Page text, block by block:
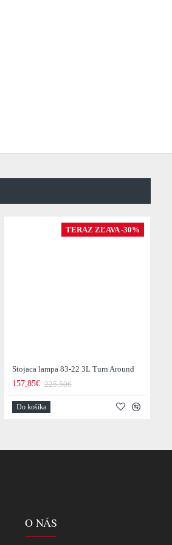
TERAZ ZĽAVA -30%
Stojaca lampa 83-22 3L Turn Around
157,85€ 225,50€
Do košíka
O NÁS